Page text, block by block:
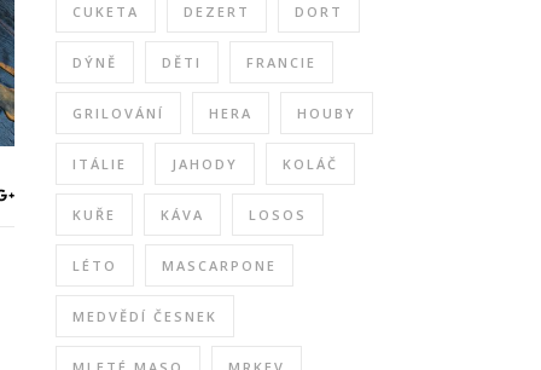
CUKETA DEZERT DORT
DÝNĚ DĚTI FRANCIE
GRILOVÁNÍ HERA HOUBY
ITÁLIE JAHODY KOLÁČ
KUŘE KÁVA LOSOS
LÉTO MASCARPONE
MEDVĚDÍ ČESNEK